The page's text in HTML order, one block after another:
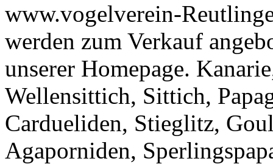
www.vogelverein-
werden zum Verkauf
unserer Homepage.
Wellensittich, Sittich,
Cardueliden, Stieglitz,
Agaporniden,